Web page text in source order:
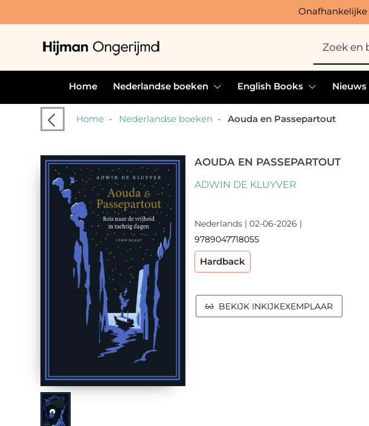
Onafhankelijke
Home Nederlandse boeken English Books Nieuws
Home - Nederlandse boeken - Aouda en Passepartout
AOUDA EN PASSEPARTOUT
ADWIN DE KLUYVER
Nederlands | 02-06-2026 |
9789047718055
Hardback
BEKIJK INKIJKEXEMPLAAR